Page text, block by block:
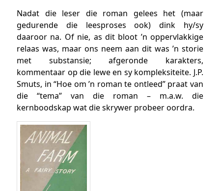
Nadat die leser die roman gelees het (maar
gedurende die leesproses ook) dink hy/sy
daaroor na. Of nie, as dit bloot ’n oppervlakkige
relaas was, maar ons neem aan dit was ’n storie
met substansie; afgeronde karakters,
kommentaar op die lewe en sy kompleksiteite. J.P.
Smuts, in “Hoe om ’n roman te ontleed” praat van
die “tema” van die roman – m.a.w. die
kernboodskap wat die skrywer probeer oordra.